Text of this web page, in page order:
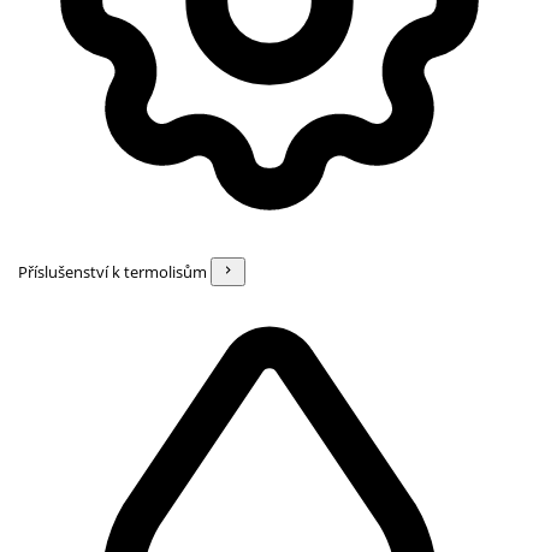
Příslušenství k termolisům